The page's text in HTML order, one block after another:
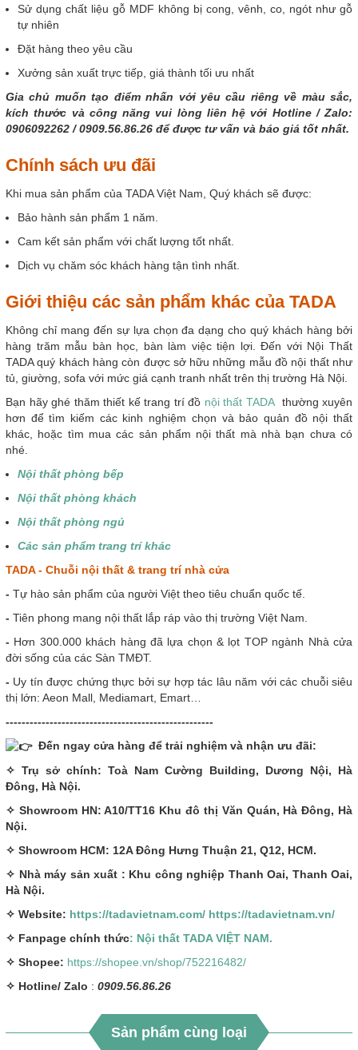
Sử dụng chất liệu gỗ MDF không bị cong, vênh, co, ngót như gỗ
tự nhiên
Đặt hàng theo yêu cầu
Xưởng sản xuất trực tiếp, giá thành tối ưu nhất
Gia chủ muốn tạo điểm nhấn với yêu cầu riêng về màu sắc,
kích thước và công năng vui lòng liên hệ với Hotline / Zalo:
0906092262 / 0909.56.86.26 để được tư vấn và báo giá tốt nhất.
Chính sách ưu đãi
Khi mua sản phẩm của TADA Việt Nam, Quý khách sẽ được:
Bảo hành sản phẩm 1 năm.
Cam kết sản phẩm với chất lượng tốt nhất.
Dịch vụ chăm sóc khách hàng tận tình nhất.
Giới thiệu các sản phẩm khác của TADA
Không chỉ mang đến sự lựa chọn đa dạng cho quý khách hàng bởi
hàng trăm mẫu bàn học, bàn làm việc tiện lợi. Đến với Nội Thất
TADA quý khách hàng còn được sở hữu những mẫu đồ nội thất như
tủ, giường, sofa với mức giá cạnh tranh nhất trên thị trường Hà Nội.
Bạn hãy ghé thăm thiết kế trang trí đồ nội thất TADA thường xuyên
hơn để tìm kiếm các kinh nghiệm chọn và bảo quản đồ nội thất
khác, hoặc tìm mua các sản phẩm nội thất mà nhà bạn chưa có
nhé.
Nội thất phòng bếp
Nội thất phòng khách
Nội thất phòng ngủ
Các sản phẩm trang trí khác
TADA - Chuỗi nội thất & trang trí nhà cửa
- Tự hào sản phẩm của người Việt theo tiêu chuẩn quốc tế.
- Tiên phong mang nội thất lắp ráp vào thị trường Việt Nam.
- Hơn 300.000 khách hàng đã lựa chọn & lọt TOP ngành Nhà cửa
đời sống của các Sàn TMĐT.
- Uy tín được chứng thực bởi sự hợp tác lâu năm với các chuỗi siêu
thị lớn: Aeon Mall, Mediamart, Emart…
----------------------------------------------------
Đến ngay cửa hàng để trải nghiệm và nhận ưu đãi:
✧ Trụ sở chính: Toà Nam Cường Building, Dương Nội, Hà
Đông, Hà Nội.
✧ Showroom HN: A10/TT16 Khu đô thị Văn Quán, Hà Đông, Hà
Nội.
✧ Showroom HCM: 12A Đông Hưng Thuận 21, Q12, HCM.
✧ Nhà máy sản xuất : Khu công nghiệp Thanh Oai, Thanh Oai,
Hà Nội.
✧ Website: https://tadavietnam.com/ https://tadavietnam.vn/
✧ Fanpage chính thức: Nội thất TADA VIỆT NAM.
✧ Shopee: https://shopee.vn/shop/752216482/
✧ Hotline/ Zalo : 0909.56.86.26
Sản phẩm cùng loại